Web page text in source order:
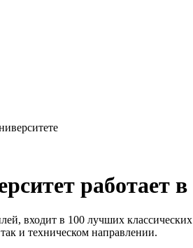
работает
входит в 100 лучших
и техническом направлении.